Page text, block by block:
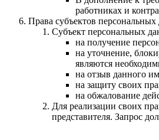
работниках и
Права субъектов
Субъект персональных
на получение
на уточнение,
являются
на отзыв данного
на защиту своих
на обжалование
Для реализации своих
представителя. Запрос